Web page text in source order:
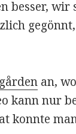
besser, wir
an,
kann nur
konnte